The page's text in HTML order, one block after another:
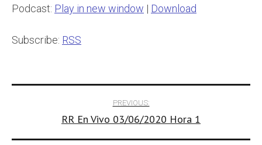
Podcast: Play in new window | Download
Subscribe: RSS
navigation
PREVIOUS:
RR En Vivo 03/06/2020 Hora 1